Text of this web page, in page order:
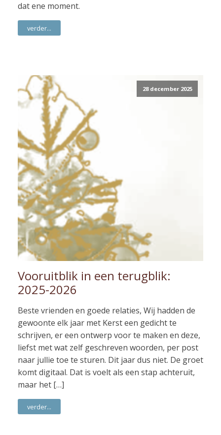
dat ene moment.
verder...
28 december 2025
Vooruitblik in een terugblik:
2025-2026
Beste vrienden en goede relaties, Wij hadden de
gewoonte elk jaar met Kerst een gedicht te
schrijven, er een ontwerp voor te maken en deze,
liefst met wat zelf geschreven woorden, per post
naar jullie toe te sturen. Dit jaar dus niet. De groet
komt digitaal. Dat is voelt als een stap achteruit,
maar het […]
verder...